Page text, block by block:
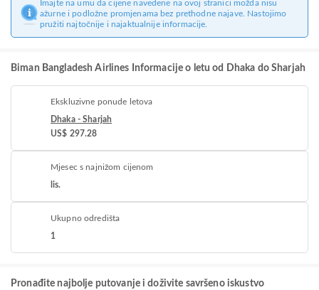
Imajte na umu da cijene navedene na ovoj stranici možda nisu
ažurne i podložne promjenama bez prethodne najave. Nastojimo
pružiti najtočnije i najaktualnije informacije.
Biman Bangladesh Airlines Informacije o letu od Dhaka do Sharjah
Ekskluzivne ponude letova
Dhaka - Sharjah
US$ 297.28
Mjesec s najnižom cijenom
lis.
Ukupno odredišta
1
Pronađite najbolje putovanje i doživite savršeno iskustvo